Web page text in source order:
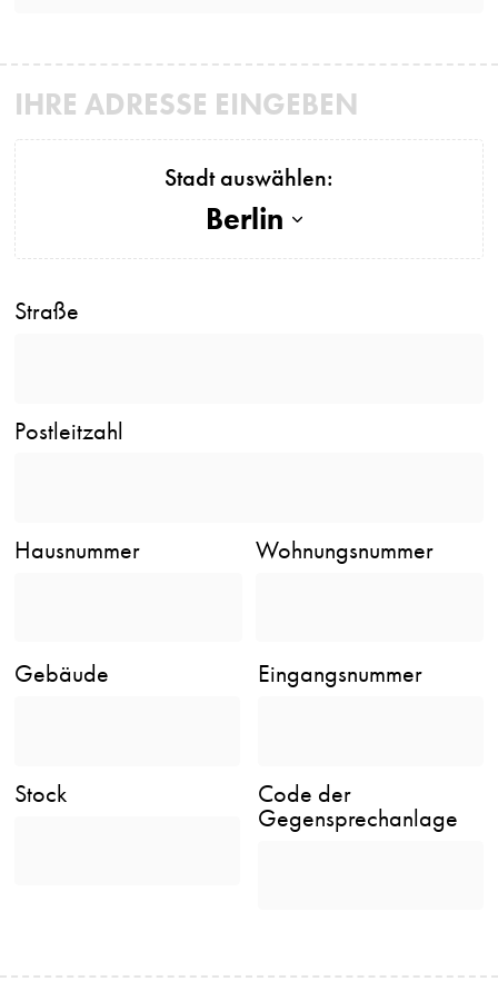
IHRE ADRESSE EINGEBEN
Stadt auswählen:
Berlin
Straße
Postleitzahl
Hausnummer Wohnungsnummer
Gebäude Eingangsnummer
Stock
Code der
Gegensprechanlage